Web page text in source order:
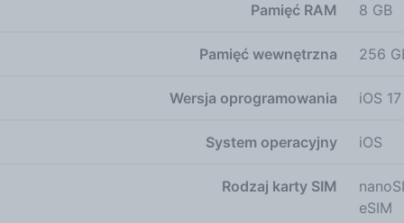
czujników, takich jak Face ID, skaner
Dzięki precyzyjnemu GPS o podwójnej
i precyzyjne określanie lokalizacji. Bateria i
do 23 godzin, a odtwarzanie wideo przesyłanego
ładowanie bezprzewodowe MagSafe z mocą do
podłączania kabla. Dla użytkowników preferujących
Pamięć RAM 8 GB
Pamięć wewnętrzna 256
Wersja oprogramowania iOS 17
System operacyjny iOS
Rodzaj karty SIM
eSIM